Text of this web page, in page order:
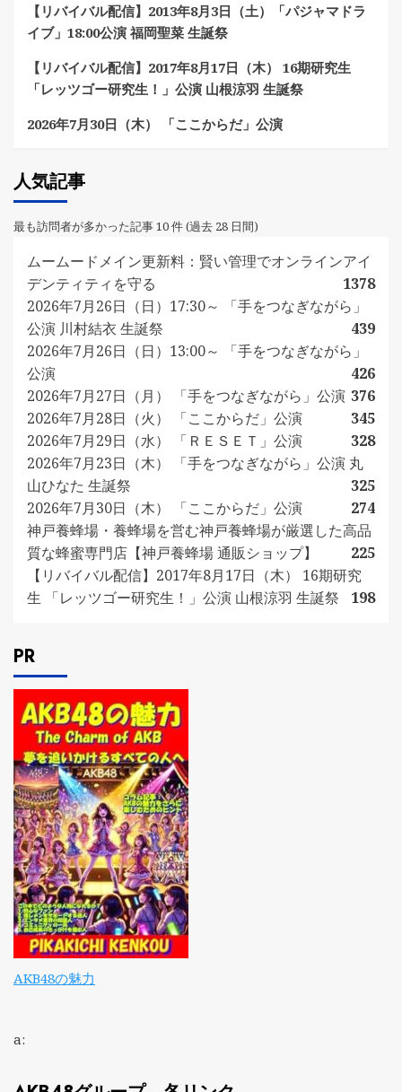
【リバイバル配信】2013年8月3日（土）「パジャマドラ
イブ」18:00公演 福岡聖菜 生誕祭
【リバイバル配信】2017年8月17日（木） 16期研究生
「レッツゴー研究生！」公演 山根涼羽 生誕祭
2026年7月30日（木） 「ここからだ」公演
人気記事
最も訪問者が多かった記事 10 件 (過去 28 日間)
ムームードメイン更新料：賢い管理でオンラインアイ
デンティティを守る
1378
2026年7月26日（日）17:30～ 「手をつなぎながら」
公演 川村結衣 生誕祭
439
2026年7月26日（日）13:00～ 「手をつなぎながら」
公演
426
2026年7月27日（月） 「手をつなぎながら」公演 376
2026年7月28日（火） 「ここからだ」公演
345
2026年7月29日（水） 「ＲＥＳＥＴ」公演
328
2026年7月23日（木） 「手をつなぎながら」公演 丸
山ひなた 生誕祭
325
2026年7月30日（木） 「ここからだ」公演
274
神戸養蜂場・養蜂場を営む神戸養蜂場が厳選した高品
質な蜂蜜専門店【神戸養蜂場 通販ショップ】
225
【リバイバル配信】2017年8月17日（木） 16期研究
生 「レッツゴー研究生！」公演 山根涼羽 生誕祭
198
PR
AKB48の魅力
a: